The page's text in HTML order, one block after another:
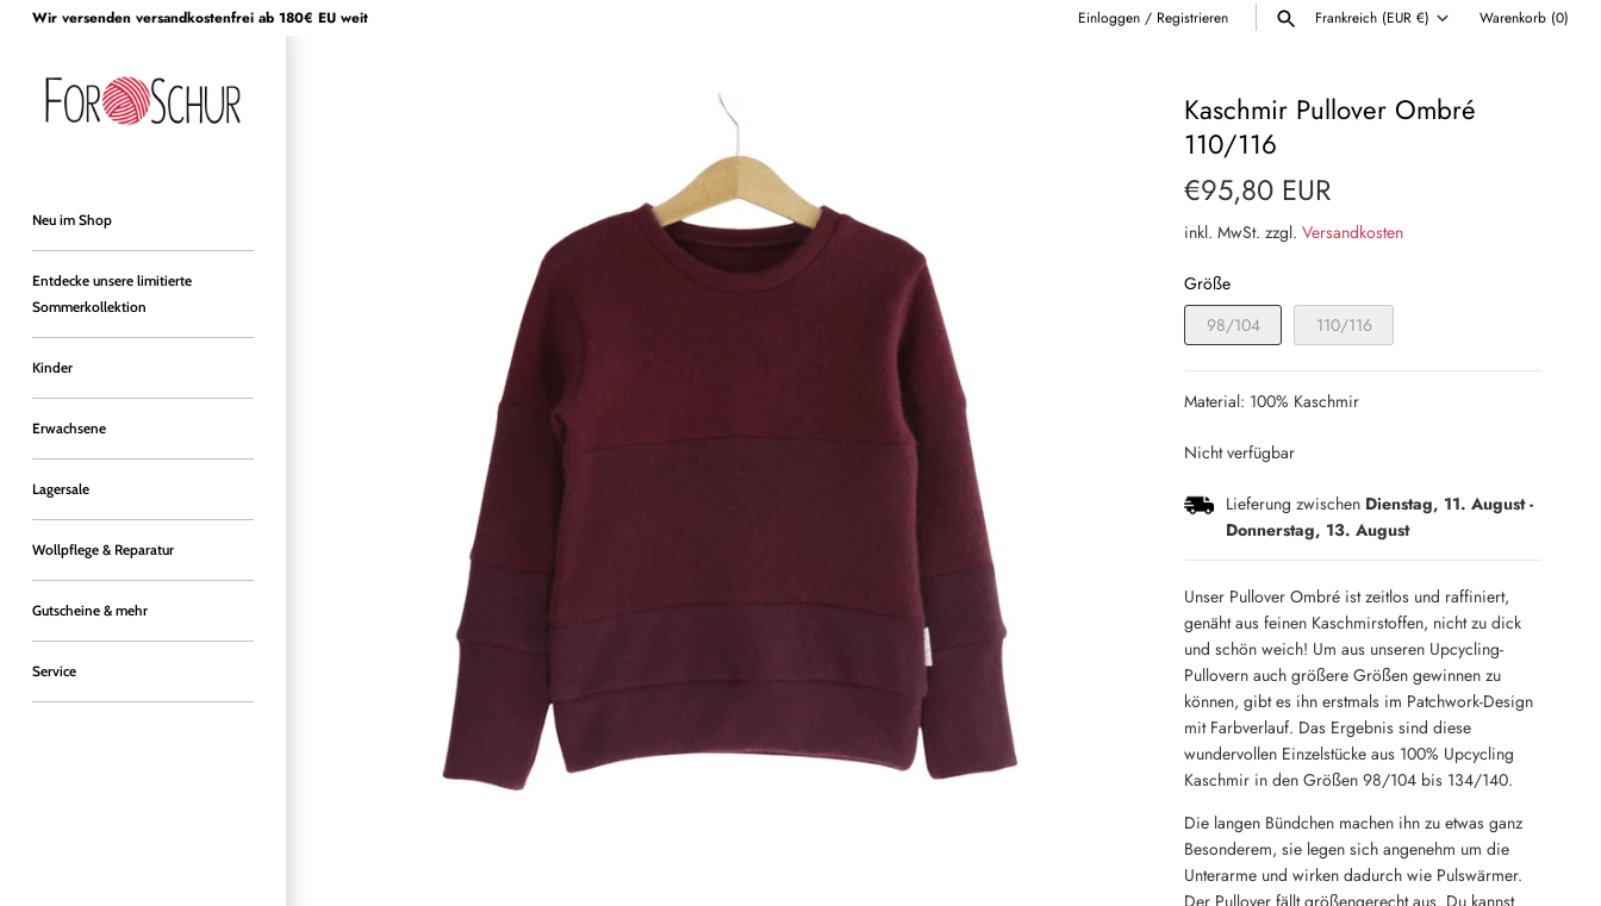
DirektWir versenden versandkostenfrei ab 180€ EU weit Einloggen / Registrieren Währung
Frankreich (EUR €) Warenkorb (0)
Neu im Shop
Entdecke unsere limitierte
Sommerkollektion
Kinder
Erwachsene
Lagersale
Wollpflege & Reparatur
Gutscheine & mehr
Service
Kaschmir Pullover Ombré
110/116
€95,80 EUR
inkl. MwSt. zzgl. Versandkosten
Größe
98/104
110/116
Material: 100% Kaschmir
Nicht verfügbar
Lieferung zwischen Dienstag, 11. August-
Donnerstag, 13. August
Unser Pullover Ombré ist zeitlos und raffiniert,
genäht aus feinen Kaschmirstoffen, nicht zu dick
und schön weich! Um aus unseren Upcycling-
Pullovern auch größere Größen gewinnen zu
können, gibt es ihn erstmals im Patchwork-Design
mit Farbverlauf. Das Ergebnis sind diese
wundervollen Einzelstücke aus 100% Upcycling
Kaschmir in den Größen 98/104 bis 134/140.
Die langen Bündchen machen ihn zu etwas ganz
Besonderem, sie legen sich angenehm um die
Unterarme und wirken dadurch wie Pulswärmer.
Der Pullover fällt größengerecht aus. Du kannst